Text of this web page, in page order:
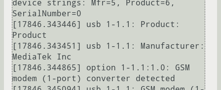
device strings: Mfr=5, Product=6,
SerialNumber=0
[17846.343446] usb 1-1.1: Product:
Product
[17846.343451] usb 1-1.1: Manufacturer:
MediaTek Inc
[17846.344865] option 1-1.1:1.0: GSM
modem (1-port) converter detected